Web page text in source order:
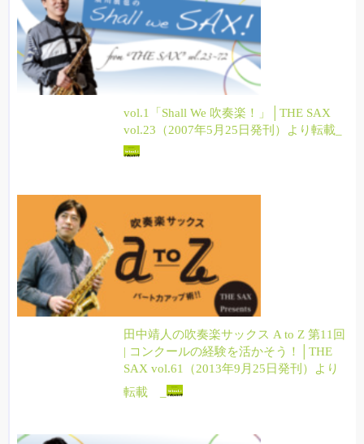
vol.1「Shall We 吹奏楽！」│THE SAX
vol.23（2007年5月25日発刊）より転載_
田中靖人の吹奏楽サックス A to Z 第11回
| コンクールの経験を活かそう！│THE
SAX vol.61（2013年9月25日発刊）より
転載 _